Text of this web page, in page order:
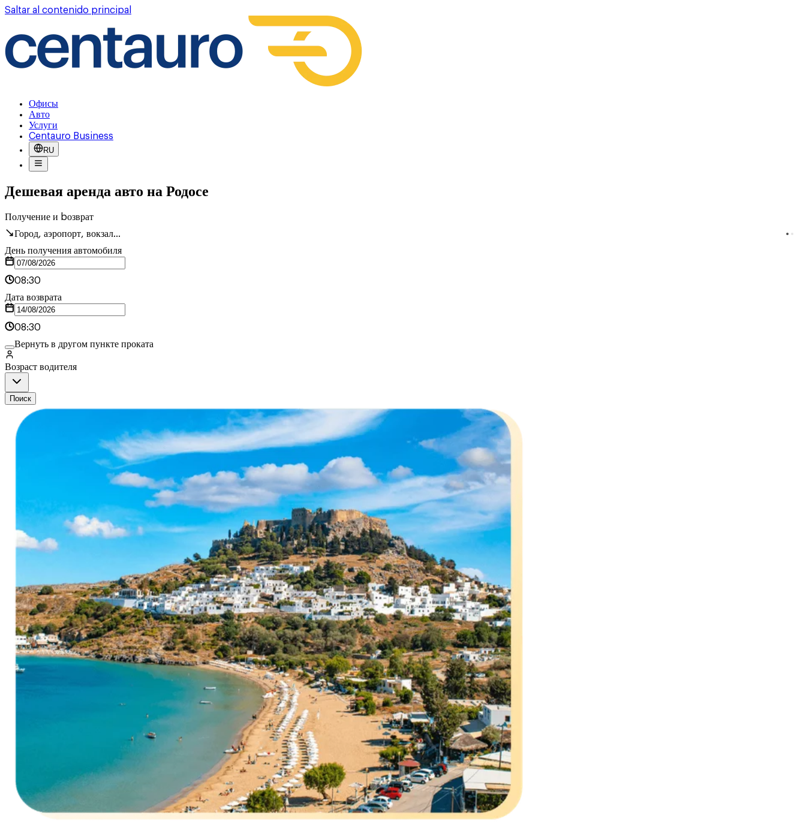
Saltar al contenido principal
Офисы
Авто
Услуги
Centauro Business
RU
Дешевая аренда авто на Родосе
Получение и bозврат
Город, аэропорт, вокзал...
День получения автомобиля
08:30
Дата возврата
08:30
Вернуть в другом пункте проката
Возраст водителя
Поиск